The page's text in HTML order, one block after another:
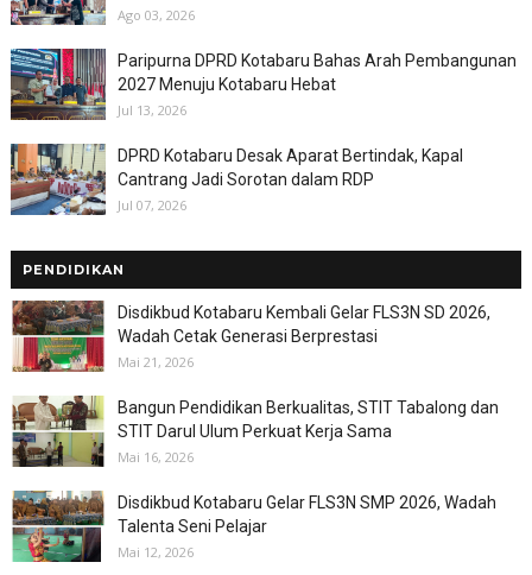
Ago 03, 2026
Paripurna DPRD Kotabaru Bahas Arah Pembangunan
2027 Menuju Kotabaru Hebat
Jul 13, 2026
DPRD Kotabaru Desak Aparat Bertindak, Kapal
Cantrang Jadi Sorotan dalam RDP
Jul 07, 2026
PENDIDIKAN
Disdikbud Kotabaru Kembali Gelar FLS3N SD 2026,
Wadah Cetak Generasi Berprestasi
Mai 21, 2026
Bangun Pendidikan Berkualitas, STIT Tabalong dan
STIT Darul Ulum Perkuat Kerja Sama
Mai 16, 2026
Disdikbud Kotabaru Gelar FLS3N SMP 2026, Wadah
Talenta Seni Pelajar
Mai 12, 2026